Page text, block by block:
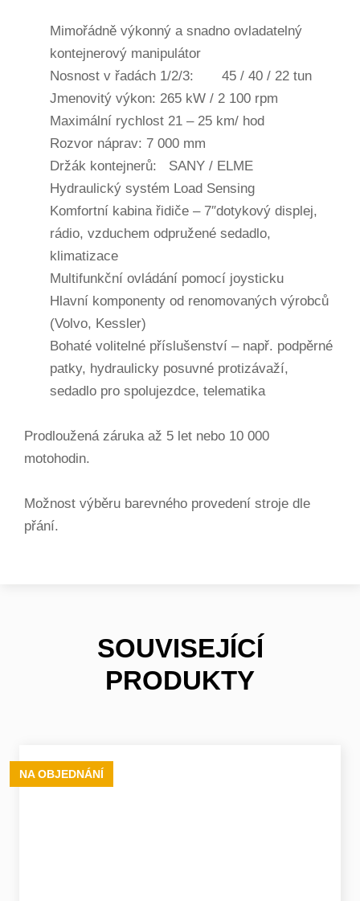
Mimořádně výkonný a snadno ovladatelný
kontejnerový manipulátor
Nosnost v řadách 1/2/3: 45 / 40 / 22 tun
Jmenovitý výkon: 265 kW / 2 100 rpm
Maximální rychlost 21 – 25 km/ hod
Rozvor náprav: 7 000 mm
Držák kontejnerů: SANY / ELME
Hydraulický systém Load Sensing
Komfortní kabina řidiče – 7″dotykový displej,
rádio, vzduchem odpružené sedadlo,
klimatizace
Multifunkční ovládání pomocí joysticku
Hlavní komponenty od renomovaných výrobců
(Volvo, Kessler)
Bohaté volitelné příslušenství – např. podpěrné
patky, hydraulicky posuvné protizávaží,
sedadlo pro spolujezdce, telematika
Prodloužená záruka až 5 let nebo 10 000
motohodin.
Možnost výběru barevného provedení stroje dle
přání.
SOUVISEJÍCÍ
PRODUKTY
NA OBJEDNÁNÍ